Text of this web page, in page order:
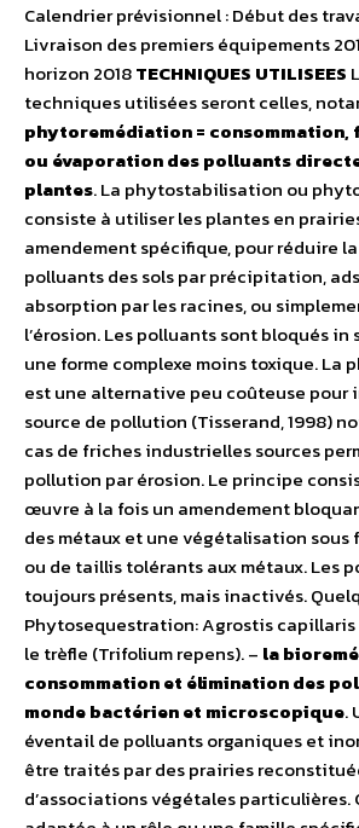
Calendrier prévisionnel : Début des
Livraison des premiers équipements
horizon 2018TECHNIQUES UTILISEES
techniques utilisées seront celles,
phytoremédiation = consommation,
ou évaporation des polluants
plantes. La phytostabilisation ou
consiste à utiliser les plantes en
amendement spécifique, pour réduire
polluants des sols par précipitation,
absorption par les racines, ou
l’érosion. Les polluants sont bloqués
une forme complexe moins toxique.
est une alternative peu coûteuse pour
source de pollution (Tisserand, 1998)
cas de friches industrielles sources
pollution par érosion. Le principe
œuvre à la fois un amendement
des métaux et une végétalisation sous
ou de taillis tolérants aux métaux. Les
toujours présents, mais inactivés.
Phytosequestration: Agrostis capillaris
le trèfle (Trifolium repens). – la
consommation et élimination des
monde bactérien et microscopique.
éventail de polluants organiques et
être traités par des prairies
d’associations végétales particulières.